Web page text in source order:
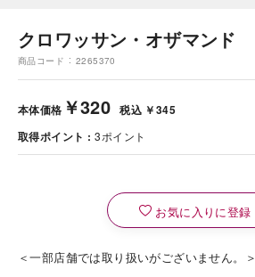
クロワッサン・オザマンド
商品コード 2265370
本体価格 ￥320 税込 ￥345
取得ポイント
3ポイント
お気に入りに登録
＜一部店舗では取り扱いがございません。＞